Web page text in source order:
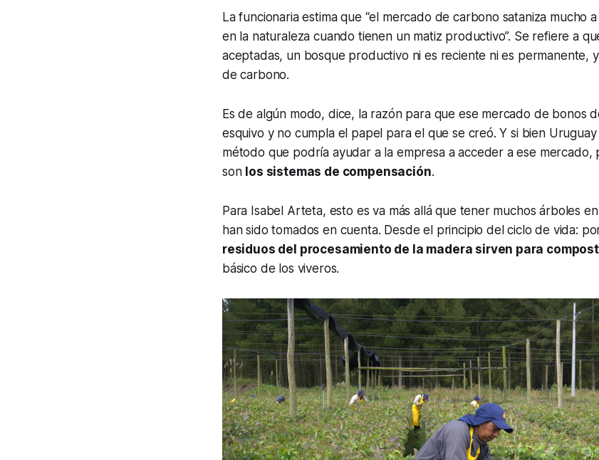
La funcionaria estima que “el mercado de carbono sataniza mucho
en la naturaleza cuando tienen un matiz productivo”. Se refiere a
aceptadas, un bosque productivo ni es reciente ni es permanente,
de carbono.
Es de algún modo, dice, la razón para que ese mercado de bonos
esquivo y no cumpla el papel para el que se creó. Y si bien
método que podría ayudar a la empresa a acceder a ese
son los sistemas de compensación.
Para Isabel Arteta, esto es va más allá que tener muchos árboles
han sido tomados en cuenta. Desde el principio del ciclo de vida:
residuos del procesamiento de la madera sirven para
básico de los viveros.